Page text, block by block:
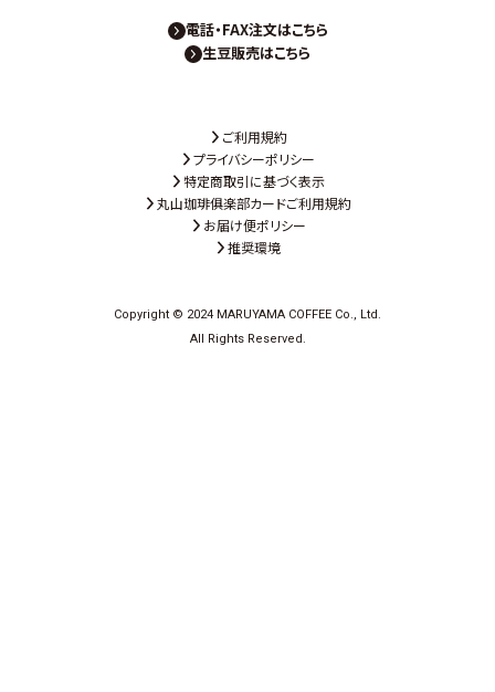
電話・FAX注文はこちら
生豆販売はこちら
ご利用規約
プライバシーポリシー
特定商取引に基づく表示
丸山珈琲俱楽部カードご利用規約
お届け便ポリシー
推奨環境
Copyright © 2024 MARUYAMA COFFEE Co., Ltd.
All Rights Reserved.